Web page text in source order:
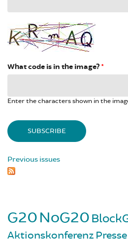
What code is in the image? *
Enter the characters shown in the
Previous issues
G20NoG20
Aktionskonferenz Presse